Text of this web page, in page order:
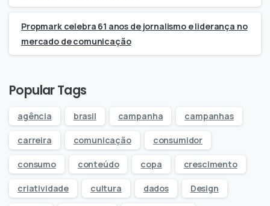
Propmark celebra 61 anos de jornalismo e liderança no
mercado de comunicação
Popular Tags
agência brasil campanha campanhas
carreira comunicação consumidor
consumo conteúdo copa crescimento
criatividade cultura dados Design